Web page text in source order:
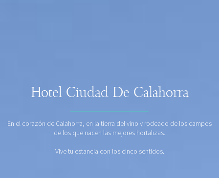
Hotel Ciudad De Calahorra
En el corazón de Calahorra, en la tierra del vino y rodeado de los campos
de los que nacen las mejores hortalizas.
Vive tu estancia con los cinco sentidos.